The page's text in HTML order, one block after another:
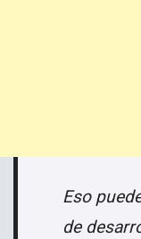
Eso
de